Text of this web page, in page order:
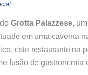
doGrotta Palazzese,
em uma caverna
este restaurante na
fusão de gastronomia